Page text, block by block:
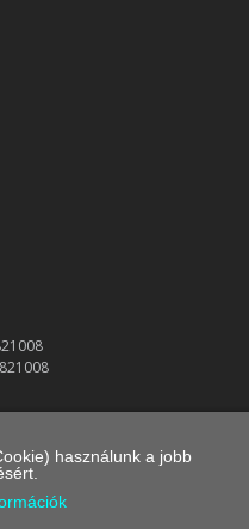
Koalíció
használunk a jobb